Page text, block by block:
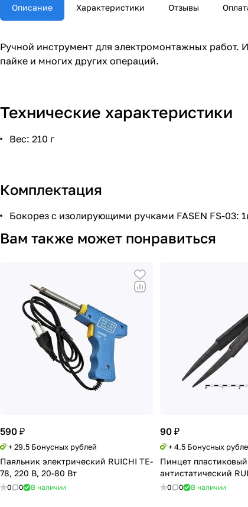
Описание Характеристики Отзывы
Ручной инструмент для электромонтажных работ.
пайке и многих других операций.
Технические характеристики
Вес: 210 г
Комплектация
Бокорез с изолирующими ручками FASEN FS-03:
Вам также может понравиться
590 ₽
+ 29.5 Бонусных рублей
Паяльник электрический RUICHI TE-
78, 220 В, 20-80 Вт
0 0 В наличии
90 ₽
+ 4.5 Бонусных
Пинцет пластиковый
антистатический
0 0 В наличии